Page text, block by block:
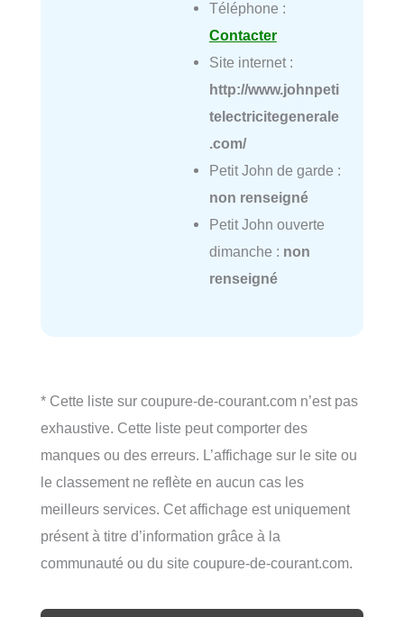
Téléphone :
Contacter
Site internet :
http://www.johnpeti
telectricitegenerale
.com/
Petit John de garde :
non renseigné
Petit John ouverte
dimanche : non
renseigné
* Cette liste sur coupure-de-courant.com n’est pas
exhaustive. Cette liste peut comporter des
manques ou des erreurs. L’affichage sur le site ou
le classement ne reflète en aucun cas les
meilleurs services. Cet affichage est uniquement
présent à titre d’information grâce à la
communauté ou du site coupure-de-courant.com.